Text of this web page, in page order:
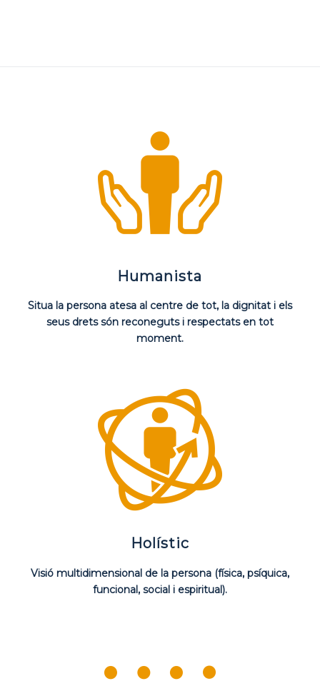
Humanista
Situa la persona atesa al centre de tot, la dignitat i els
seus drets són reconeguts i respectats en tot
moment.
Holístic
Visió multidimensional de la persona (física, psíquica,
funcional, social i espiritual).